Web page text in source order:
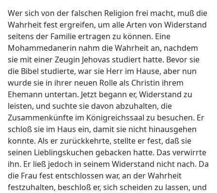
Wer sich von der falschen Religion frei macht, muß die
Wahrheit fest ergreifen, um alle Arten von Widerstand
seitens der Familie ertragen zu können. Eine
Mohammedanerin nahm die Wahrheit an, nachdem
sie mit einer Zeugin Jehovas studiert hatte. Bevor sie
die Bibel studierte, war sie Herr im Hause, aber nun
wurde sie in ihrer neuen Rolle als Christin ihrem
Ehemann untertan. Jetzt begann er, Widerstand zu
leisten, und suchte sie davon abzuhalten, die
Zusammenkünfte im Königreichssaal zu besuchen. Er
schloß sie im Haus ein, damit sie nicht hinausgehen
konnte. Als er zurückkehrte, stellte er fest, daß sie
seinen Lieblingskuchen gebacken hatte. Das verwirrte
ihn. Er ließ jedoch in seinem Widerstand nicht nach. Da
die Frau fest entschlossen war, an der Wahrheit
festzuhalten, beschloß er, sich scheiden zu lassen, und